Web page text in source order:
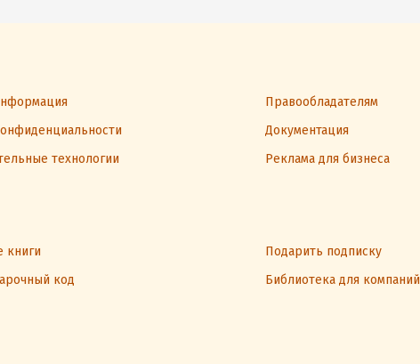
Правообладателям
Документация
технологии Реклама для бизнеса
книги
Подарить подписку
код
Библиотека для компаний